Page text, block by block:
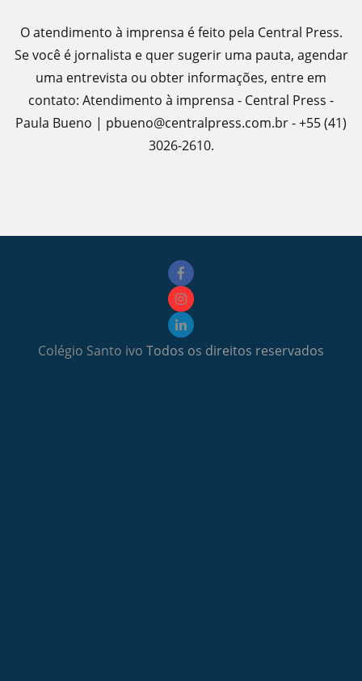
O atendimento à imprensa é feito pela Central Press.
Se você é jornalista e quer sugerir uma pauta, agendar
uma entrevista ou obter informações, entre em
contato: Atendimento à imprensa - Central Press -
Paula Bueno | pbueno@centralpress.com.br - +55 (41)
3026-2610.
Colégio Santo ivo Todos os direitos reservados